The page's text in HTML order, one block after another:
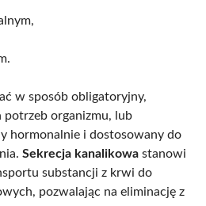
w sposób obligatoryjny,
potrzeb organizmu, lub
hormonalnie i dostosowany do
Sekrecja kanalikowa stanowi
substancji z krwi do
pozwalając na eliminację z